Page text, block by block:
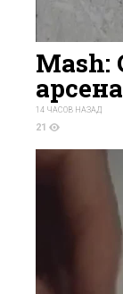
Mash:
14 ЧАСОВ НАЗАД
21